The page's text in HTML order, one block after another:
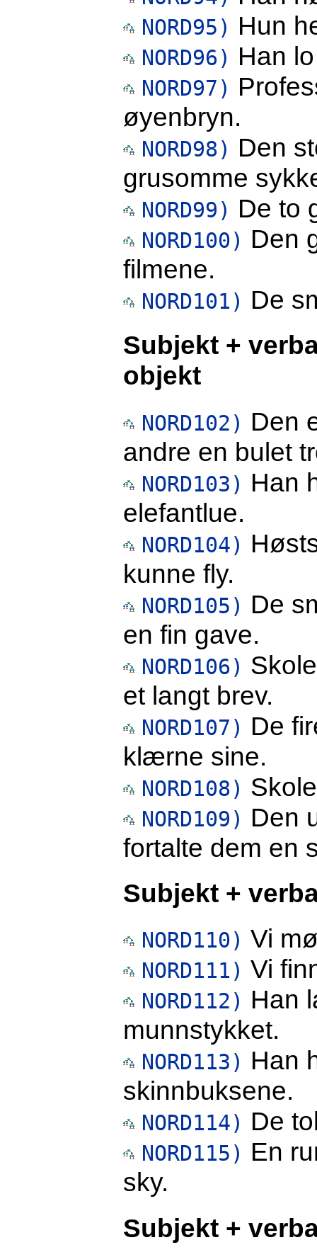
NORD95) Hun
NORD96) Han
NORD97)
øyenbryn.
NORD98) Den
grusomme
NORD99) De to
NORD100) Den
filmene.
NORD101) De
Subjekt +
objekt
NORD102) Den
andre en bulet
NORD103) Han
elefantlue.
NORD104)
kunne fly.
NORD105) De
en fin gave.
NORD106)
et langt brev.
NORD107) De
klærne sine.
NORD108)
NORD109) Den
fortalte dem en
Subjekt +
NORD110) Vi
NORD111) Vi
NORD112) Han
munnstykket.
NORD113) Han
skinnbuksene.
NORD114) De
NORD115) En
sky.
Subjekt +